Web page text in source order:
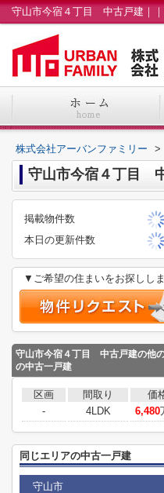
株式会社アーバンファミリー >
守山市今宿４丁目
掲載物件数
本日の更新件数
▼ご希望の住まいをお探しし
守山市今宿４丁目 中古戸建の他
の中古一戸建
区画 間取り
価
-
4LDK 6,480
同じエリアの中古一戸建
守山市